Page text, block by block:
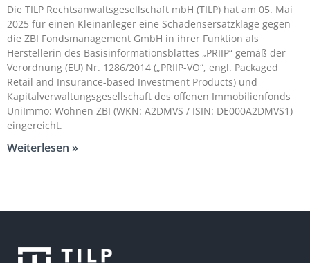
Die TILP Rechtsanwaltsgesellschaft mbH (TILP) hat am 05. Mai
2025 für einen Kleinanleger eine Schadensersatzklage gegen
die ZBI Fondsmanagement GmbH in ihrer Funktion als
Herstellerin des Basisinformationsblattes „PRIIP“ gemäß der
Verordnung (EU) Nr. 1286/2014 („PRIIP-VO“, engl. Packaged
Retail and Insurance-based Investment Products) und
Kapitalverwaltungsgesellschaft des offenen Immobilienfonds
UniImmo: Wohnen ZBI (WKN: A2DMVS / ISIN: DE000A2DMVS1)
eingereicht.
Weiterlesen »